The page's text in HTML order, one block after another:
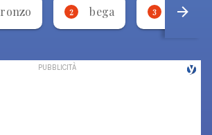
2 bega 3